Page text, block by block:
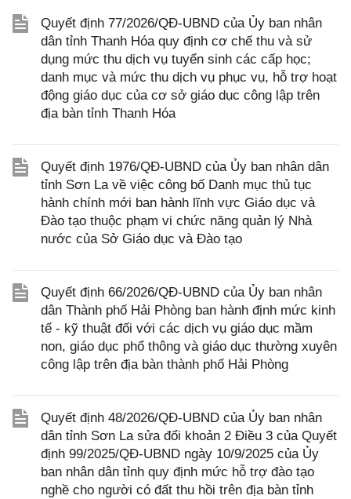
Quyết định 77/2026/QĐ-UBND của Ủy ban nhân
dân tỉnh Thanh Hóa quy định cơ chế thu và sử
dụng mức thu dịch vụ tuyển sinh các cấp học;
danh mục và mức thu dịch vụ phục vụ, hỗ trợ hoạt
động giáo dục của cơ sở giáo dục công lập trên
địa bàn tỉnh Thanh Hóa
Quyết định 1976/QĐ-UBND của Ủy ban nhân dân
tỉnh Sơn La về việc công bố Danh mục thủ tục
hành chính mới ban hành lĩnh vực Giáo dục và
Đào tạo thuộc phạm vi chức năng quản lý Nhà
nước của Sở Giáo dục và Đào tạo
Quyết định 66/2026/QĐ-UBND của Ủy ban nhân
dân Thành phố Hải Phòng ban hành định mức kinh
tế - kỹ thuật đối với các dịch vụ giáo dục mầm
non, giáo dục phổ thông và giáo dục thường xuyên
công lập trên địa bàn thành phố Hải Phòng
Quyết định 48/2026/QĐ-UBND của Ủy ban nhân
dân tỉnh Sơn La sửa đổi khoản 2 Điều 3 của Quyết
định 99/2025/QĐ-UBND ngày 10/9/2025 của Ủy
ban nhân dân tỉnh quy định mức hỗ trợ đào tạo
nghề cho người có đất thu hồi trên địa bàn tỉnh